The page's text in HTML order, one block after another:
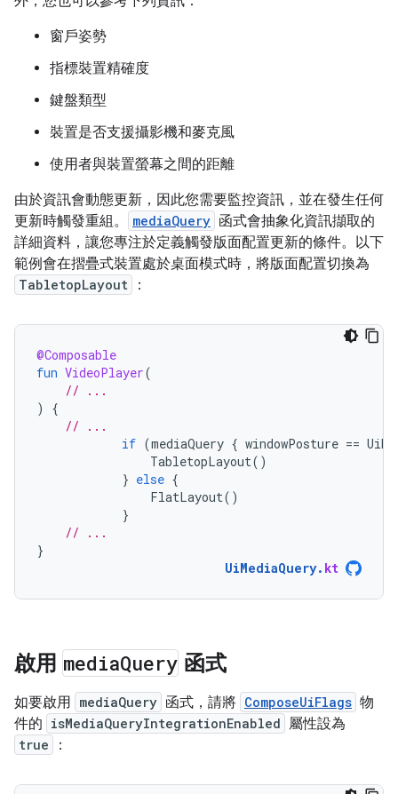
窗戶姿勢
指標裝置精確度
鍵盤類型
裝置是否支援攝影機和麥克風
使用者與裝置螢幕之間的距離
由於資訊會動態更新，因此您需要監控資訊，並在發生任何
更新時觸發重組。
mediaQuery 函式會抽象化資訊擷取的
詳細資料，讓您專注於定義觸發版面配置更新的條件。以下
範例會在摺疊式裝置處於桌面模式時，將版面配置切換為
TabletopLayout ：
@Composable
fun VideoPlayer(
// ...
)
{
// ...
if (mediaQuery { windowPosture ==
TabletopLayout()
} else {
FlatLayout()
}
// ...
}
UiMediaQuery. kt
啟用 mediaQuery 函式
如要啟用 mediaQuery 函式，請將 ComposeUiFlags 物
件的 isMediaQueryIntegrationEnabled 屬性設為
true ：